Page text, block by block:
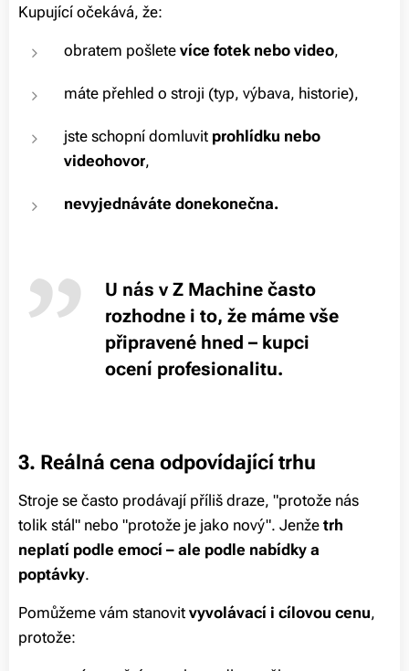
Kupující očekává, že:
obratem pošlete více fotek nebo video,
máte přehled o stroji (typ, výbava, historie),
jste schopní domluvit prohlídku nebo
videohovor,
nevyjednáváte donekonečna.
U nás v Z Machine často
rozhodne i to, že máme vše
připravené hned – kupci
ocení profesionalitu.
3. Reálná cena odpovídající trhu
Stroje se často prodávají příliš draze, "protože nás
tolik stál" nebo "protože je jako nový". Jenže trh
neplatí podle emocí – ale podle nabídky a
poptávky.
Pomůžeme vám stanovit vyvolávací i cílovou cenu,
protože: